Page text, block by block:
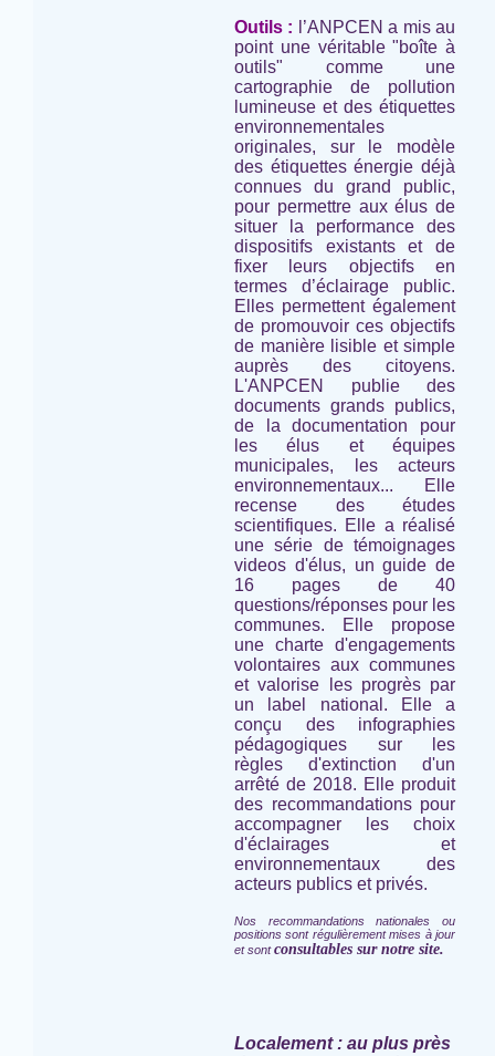
Outils :
l’ANPCEN a mis au
point une véritable "boîte à
outils" comme une
cartographie de pollution
lumineuse et des étiquettes
environnementales
originales, sur le modèle
des étiquettes énergie déjà
connues du grand public,
pour permettre aux élus de
situer la performance des
dispositifs existants et de
fixer leurs objectifs en
termes d’éclairage public.
Elles permettent également
de promouvoir ces objectifs
de manière lisible et simple
auprès des citoyens.
L'ANPCEN publie des
documents grands publics,
de la documentation pour
les élus et équipes
municipales, les acteurs
environnementaux... Elle
recense des études
scientifiques. Elle a réalisé
une série de témoignages
videos d'élus, un guide de
16 pages de 40
questions/réponses pour les
communes. Elle propose
une charte d'engagements
volontaires aux communes
et valorise les progrès par
un label national. Elle a
conçu des infographies
pédagogiques sur les
règles d'extinction d'un
arrêté de 2018. Elle produit
des recommandations pour
accompagner les choix
d'éclairages et
environnementaux des
acteurs publics et privés.
Nos recommandations nationales ou
positions sont régulièrement mises à jour
et sontconsultables sur notre site.
Localement : au plus près